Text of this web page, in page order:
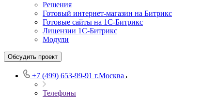
Решения
Готовый интернет-магазин на Битрикс
Готовые сайты на 1С-Битрикс
Лицензии 1С-Битрикс
Модули
Обсудить проект
+7 (499) 653-99-91 г.Москва
Телефоны